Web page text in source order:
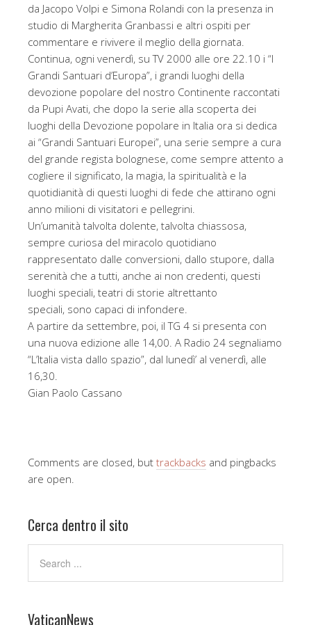
da Jacopo Volpi e Simona Rolandi con la presenza in
studio di Margherita Granbassi e altri ospiti per
commentare e rivivere il meglio della giornata.
Continua, ogni venerdì, su TV 2000 alle ore 22.10 i “I
Grandi Santuari d’Europa”, i grandi luoghi della
devozione popolare del nostro Continente raccontati
da Pupi Avati, che dopo la serie alla scoperta dei
luoghi della Devozione popolare in Italia ora si dedica
ai “Grandi Santuari Europei”, una serie sempre a cura
del grande regista bolognese, come sempre attento a
cogliere il significato, la magia, la spiritualità e la
quotidianità di questi luoghi di fede che attirano ogni
anno milioni di visitatori e pellegrini.
Un’umanità talvolta dolente, talvolta chiassosa,
sempre curiosa del miracolo quotidiano
rappresentato dalle conversioni, dallo stupore, dalla
serenità che a tutti, anche ai non credenti, questi
luoghi speciali, teatri di storie altrettanto
speciali, sono capaci di infondere.
A partire da settembre, poi, il TG 4 si presenta con
una nuova edizione alle 14,00. A Radio 24 segnaliamo
“L’Italia vista dallo spazio”, dal lunedì’ al venerdì, alle
16,30.
Gian Paolo Cassano
Comments are closed, but trackbacks and pingbacks
are open.
Cerca dentro il sito
VaticanNews